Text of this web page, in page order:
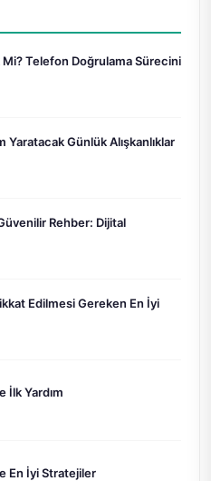
Telefon Doğrulama Sürecini
Yaratacak Günlük Alışkanlıklar
Rehber: Dijital
Edilmesi Gereken En İyi
İlk Yardım
En İyi Stratejiler